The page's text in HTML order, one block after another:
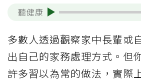
聽健康
多數人透過觀察家中長輩或
出自己的家務處理方式。但
許多習以為常的做法，實際